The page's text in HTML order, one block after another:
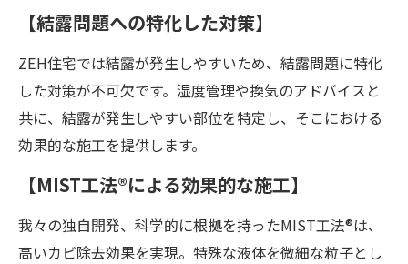
【結露問題への特化した対策】
ZEH住宅では結露が発生しやすいため、結露問題に特化
した対策が不可欠です。湿度管理や換気のアドバイスと
共に、結露が発生しやすい部位を特定し、そこにおける
効果的な施工を提供します。
【MIST工法®による効果的な施工】
我々の独自開発、科学的に根拠を持ったMIST工法®は、
高いカビ除去効果を実現。特殊な液体を微細な粒子とし